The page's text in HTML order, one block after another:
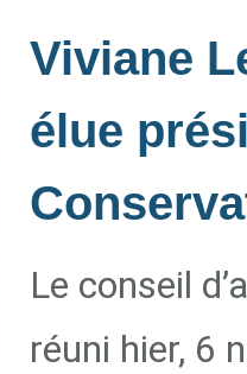
Viviane
élue
Le conseil
réuni hier, 6